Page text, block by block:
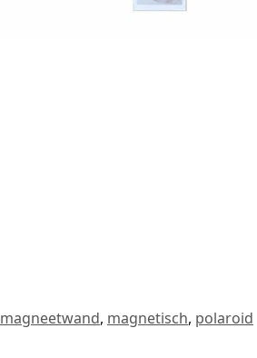
magneetwand, magnetisch, polaroid